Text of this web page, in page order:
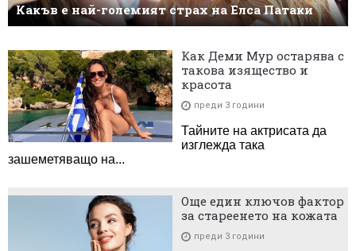
Какъв е най-големият страх на Елса Патаки
Как Деми Мур остарява с
такова изящество и
красота
преди 3 години
Тайните на актрисата да
изглежда така
зашеметяващо на...
Още един ключов фактор
за стареенето на кожата
преди 3 години